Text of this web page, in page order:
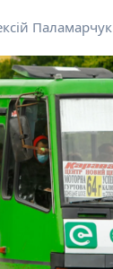
Паламарчук